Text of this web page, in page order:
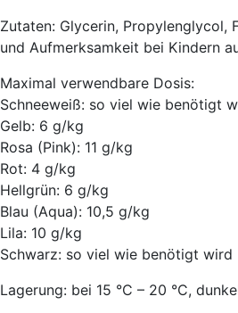
Zutaten: Glycerin, Propylenglycol,
und Aufmerksamkeit bei Kindern
Maximal verwendbare Dosis:
Schneeweiß: so viel wie benötigt
Gelb: 6 g/kg
Rosa (Pink): 11 g/kg
Rot: 4 g/kg
Hellgrün: 6 g/kg
Blau (Aqua): 10,5 g/kg
Lila: 10 g/kg
Schwarz: so viel wie benötigt wird
Lagerung: bei 15 °C – 20 °C,